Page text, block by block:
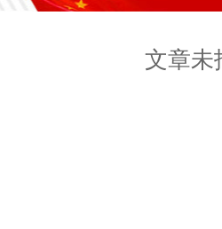
文章未